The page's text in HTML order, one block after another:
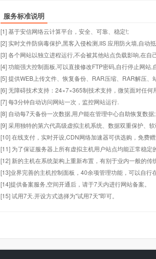
服务标准说明
[1] 基于安信网络云计算平台，安全、可靠、稳定!;
[2] 实时文件防病毒保护,黑客入侵检测,IIS 应用防火墙,自动
[3] 各个网站以独立进程运行,不会被其他站点负载影响,在
[4] 功能强大控制面板,可以直接修改FTP密码,自行停止网站
[5] 提供WEB上传文件、恢复备份、RAR压缩、RAR解压
[6] 无障碍技术支持：24×7×365制技术支持，微笑面对任何
[7] 每3分钟自动访问网站一次，监控网站运行.
[8] 自动每7天备份一次数据,用户能在管理中心自助恢复数据;
[9] 采用独特的第六代高级虚拟主机系统、数据双重保护、
[10] 在线支付，实时开设,CDN网络加速器可供选购，免费
[11] 为了保证服务器上所有虚拟主机用户站点均能正常稳
[12] 新的主机在系统架构上重新布置，有别于业内一般的
[13]业界完善的主机控制面板，40余项管理功能，可以自行
[14]提供备案服务,空间开通后，请于7天内进行网站备案。
[15] 试用7天.开设方式选择为"试用7天"即可。